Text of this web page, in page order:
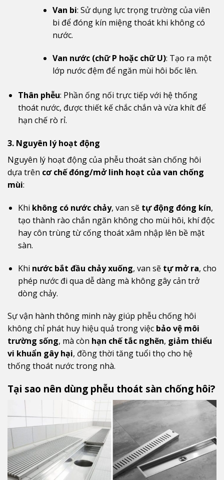
Van bi: Sử dụng lực trọng trường của viên
bi để đóng kín miệng thoát khi không có
nước.
Van nước (chữ P hoặc chữ U): Tạo ra một
lớp nước đệm để ngăn mùi hôi bốc lên.
Thân phễu: Phần ống nối trực tiếp với hệ thống
thoát nước, được thiết kế chắc chắn và vừa khít để
hạn chế rò rỉ.
3. Nguyên lý hoạt động
Nguyên lý hoạt động của phễu thoát sàn chống hôi
dựa trên cơ chế đóng/mở linh hoạt của van chống
mùi:
Khi không có nước chảy, van sẽ tự động đóng kín,
tạo thành rào chắn ngăn không cho mùi hôi, khí độc
hay côn trùng từ cống thoát xâm nhập lên bề mặt
sàn.
Khi nước bắt đầu chảy xuống, van sẽ tự mở ra, cho
phép nước đi qua dễ dàng mà không gây cản trở
dòng chảy.
Sự vận hành thông minh này giúp phễu chống hôi
không chỉ phát huy hiệu quả trong việc bảo vệ môi
trường sống, mà còn hạn chế tắc nghẽn, giảm thiểu
vi khuẩn gây hại, đồng thời tăng tuổi thọ cho hệ
thống thoát nước trong nhà.
Tại sao nên dùng phễu thoát sàn chống hôi?